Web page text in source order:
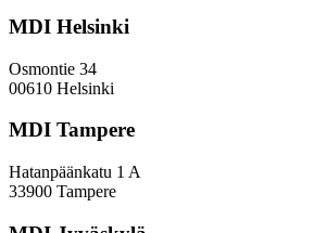
MDI Helsinki
Osmontie 34
00610 Helsinki
MDI Tampere
Hatanpäänkatu 1 A
33900 Tampere